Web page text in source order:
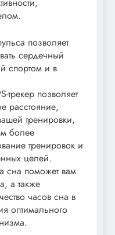
позволяет
сердечный
спортом и в
трекер позволяет
расстояние,
тренировки,
более
тренировок и
целей.
сна поможет вам
а также
часов сна в
оптимального